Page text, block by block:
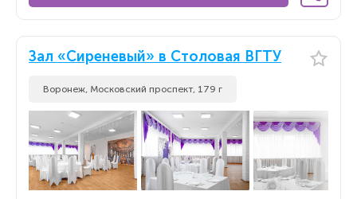
Зал «Сиреневый» в Столовая ВГТУ
Воронеж, Московский проспект, 179 г